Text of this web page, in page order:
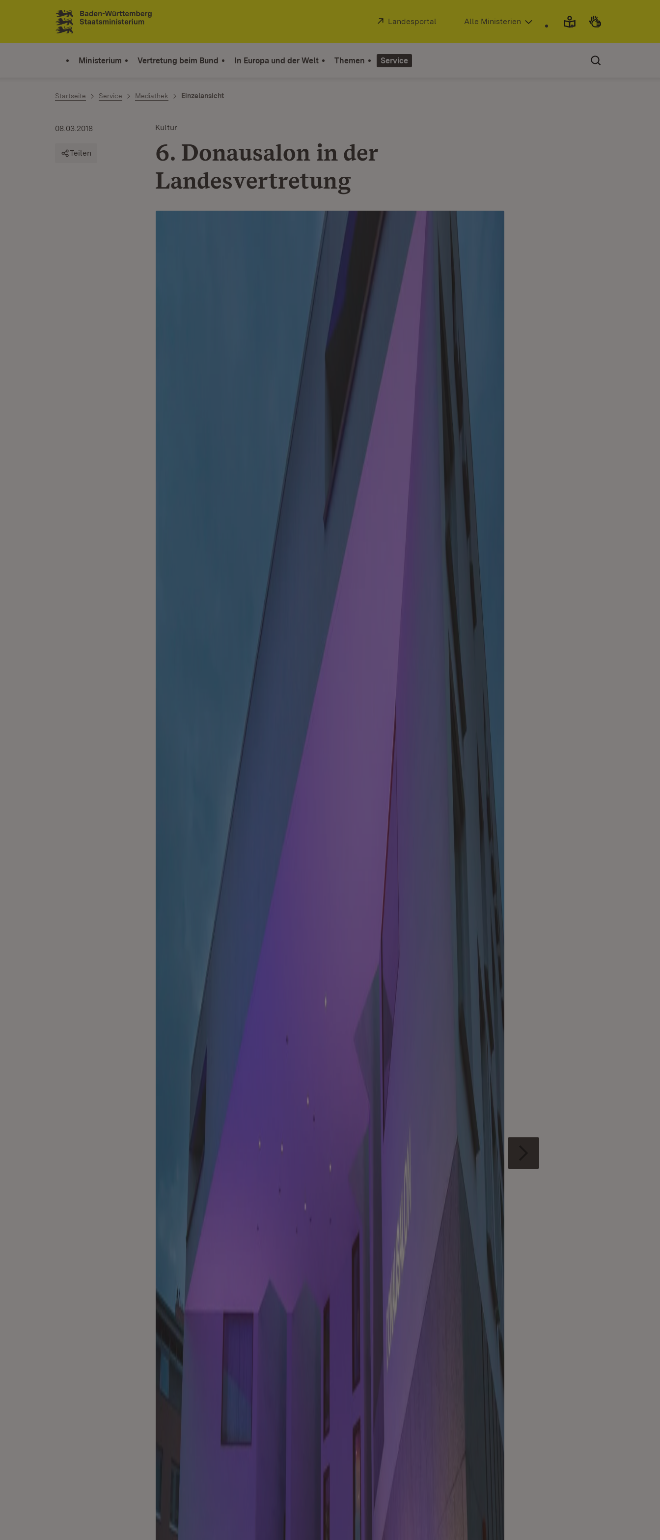
Zum Inhalt springen
Link zur Startseite
Extern:
Landesportal (Öffnet in neuem Fenster)
Alle Ministerien
Ministerium Vertretung beim Bund In Europa und der Welt Themen Service
Startseite Service Mediathek Einzelansicht
Kultur
6. Donausalon in der
Landesvertretung
08.03.2018
Teilen